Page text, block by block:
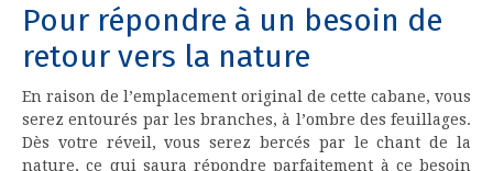
Pour répondre à un besoin de
retour vers la nature
En raison de l’emplacement original de cette cabane, vous
serez entourés par les branches, à l’ombre des feuillages.
Dès votre réveil, vous serez bercés par le chant de la
nature, ce qui saura répondre parfaitement à ce besoin